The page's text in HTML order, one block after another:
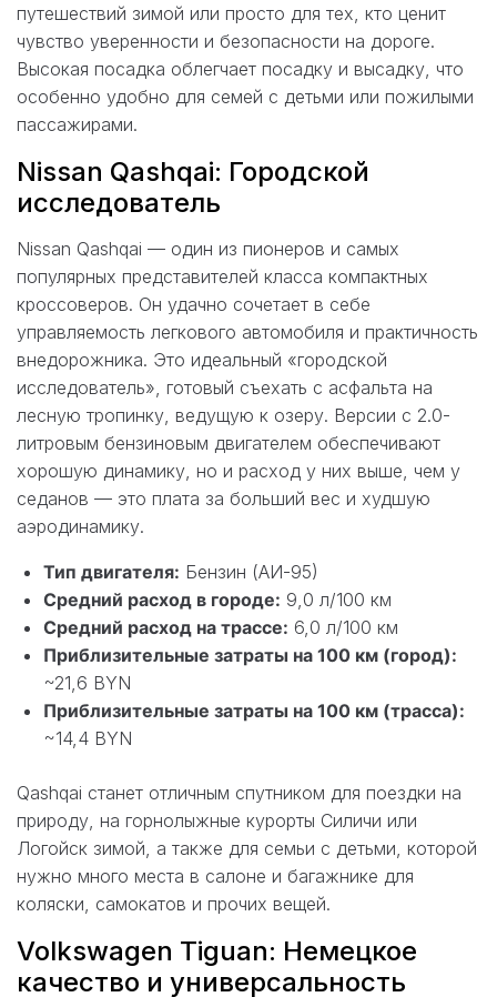
путешествий зимой или просто для тех, кто ценит
чувство уверенности и безопасности на дороге.
Высокая посадка облегчает посадку и высадку, что
особенно удобно для семей с детьми или пожилыми
пассажирами.
Nissan Qashqai: Городской
исследователь
Nissan Qashqai — один из пионеров и самых
популярных представителей класса компактных
кроссоверов. Он удачно сочетает в себе
управляемость легкового автомобиля и практичность
внедорожника. Это идеальный «городской
исследователь», готовый съехать с асфальта на
лесную тропинку, ведущую к озеру. Версии с 2.0-
литровым бензиновым двигателем обеспечивают
хорошую динамику, но и расход у них выше, чем у
седанов — это плата за больший вес и худшую
аэродинамику.
Тип двигателя: Бензин (АИ-95)
Средний расход в городе: 9,0 л/100 км
Средний расход на трассе: 6,0 л/100 км
Приблизительные затраты на 100 км (город):
~21,6 BYN
Приблизительные затраты на 100 км (трасса):
~14,4 BYN
Qashqai станет отличным спутником для поездки на
природу, на горнолыжные курорты Силичи или
Логойск зимой, а также для семьи с детьми, которой
нужно много места в салоне и багажнике для
коляски, самокатов и прочих вещей.
Volkswagen Tiguan: Немецкое
качество и универсальность